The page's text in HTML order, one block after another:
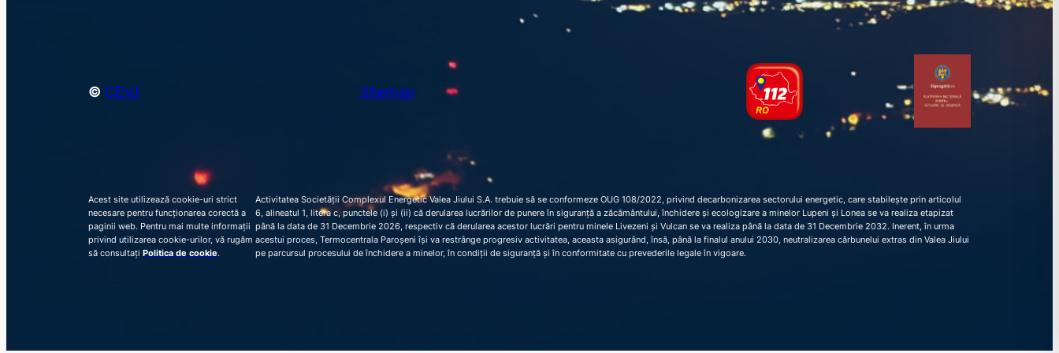
© CEVJ Sitemap
Acest site utilizează cookie-uri strict
necesare pentru funcționarea corectă a
paginii web. Pentru mai multe informații
privind utilizarea cookie-urilor, vă rugăm
să consultați Politica de cookie.
Activitatea Societății Complexul Energetic Valea Jiului S.A. trebuie să se conformeze OUG 108/2022, privind decarbonizarea sectorului energetic, care stabilește prin articolul
6, alineatul 1, litera c, punctele (i) și (ii) că derularea lucrărilor de punere în siguranță a zăcământului, închidere și ecologizare a minelor Lupeni și Lonea se va realiza etapizat
până la data de 31 Decembrie 2026, respectiv că derularea acestor lucrări pentru minele Livezeni și Vulcan se va realiza până la data de 31 Decembrie 2032. Inerent, în urma
acestui proces, Termocentrala Paroșeni își va restrânge progresiv activitatea, aceasta asigurând, însă, până la finalul anului 2030, neutralizarea cărbunelui extras din Valea Jiului
pe parcursul procesului de închidere a minelor, în condiții de siguranță și în conformitate cu prevederile legale în vigoare.